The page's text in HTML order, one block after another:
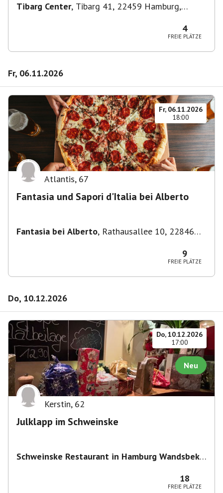
Tibarg Center, Tibarg 41, 22459 Hamburg,
4
FREIE PLÄTZE
Fr, 06.11.2026
Fr, 06.11.2026
18:00
Atlantis, 67
Fantasia und Sapori d'Italia bei Alberto
Fantasia bei Alberto, Rathausallee 10, 22846
9
FREIE PLÄTZE
Do, 10.12.2026
Do, 10.12.2026
17:00
Neu
Kerstin, 62
Julklapp im Schweinske
Schweinske Restaurant in Hamburg Wandsbek -
18
FREIE PLÄTZE